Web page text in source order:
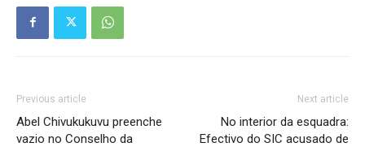
Previous article
Abel Chivukukuvu preenche
vazio no Conselho da
Next article
No interior da esquadra:
Efectivo do SIC acusado de